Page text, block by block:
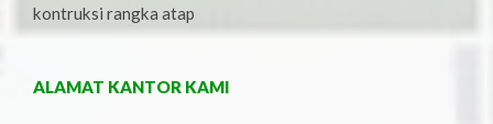
kontruksi rangka atap
ALAMAT KANTOR KAMI